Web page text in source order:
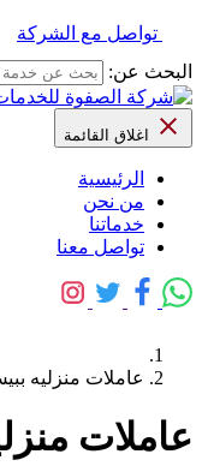
تواصل مع الشركة
البحث عن:
اغلاق القائمة
الرئيسية
من نحن
خدماتنا
تواصل معنا
عاملات منزليه
عاملات